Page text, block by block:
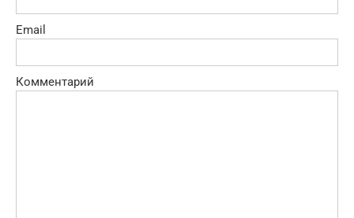
Email
Комментарий